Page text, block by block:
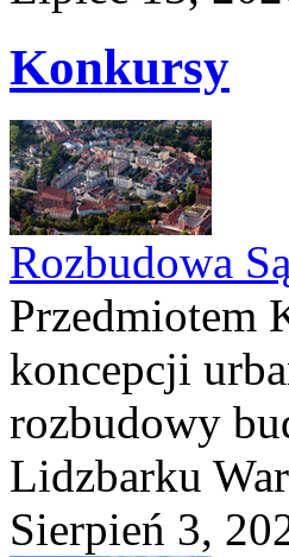
Konkursy
Rozbudowa
Przedmiotem
koncepcji
rozbudowy
Lidzbarku
Sierpień 3,